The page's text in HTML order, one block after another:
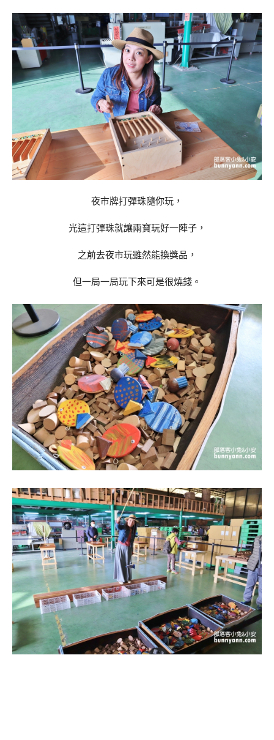
夜市牌打彈珠隨你玩，
光這打彈珠就讓兩寶玩好一陣子，
之前去夜市玩雖然能換獎品，
但一局一局玩下來可是很燒錢。